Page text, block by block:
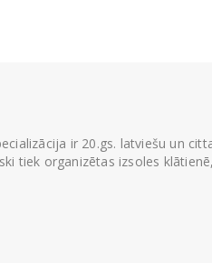
ir 20.gs. latviešu un
tiek organizētas izsoles